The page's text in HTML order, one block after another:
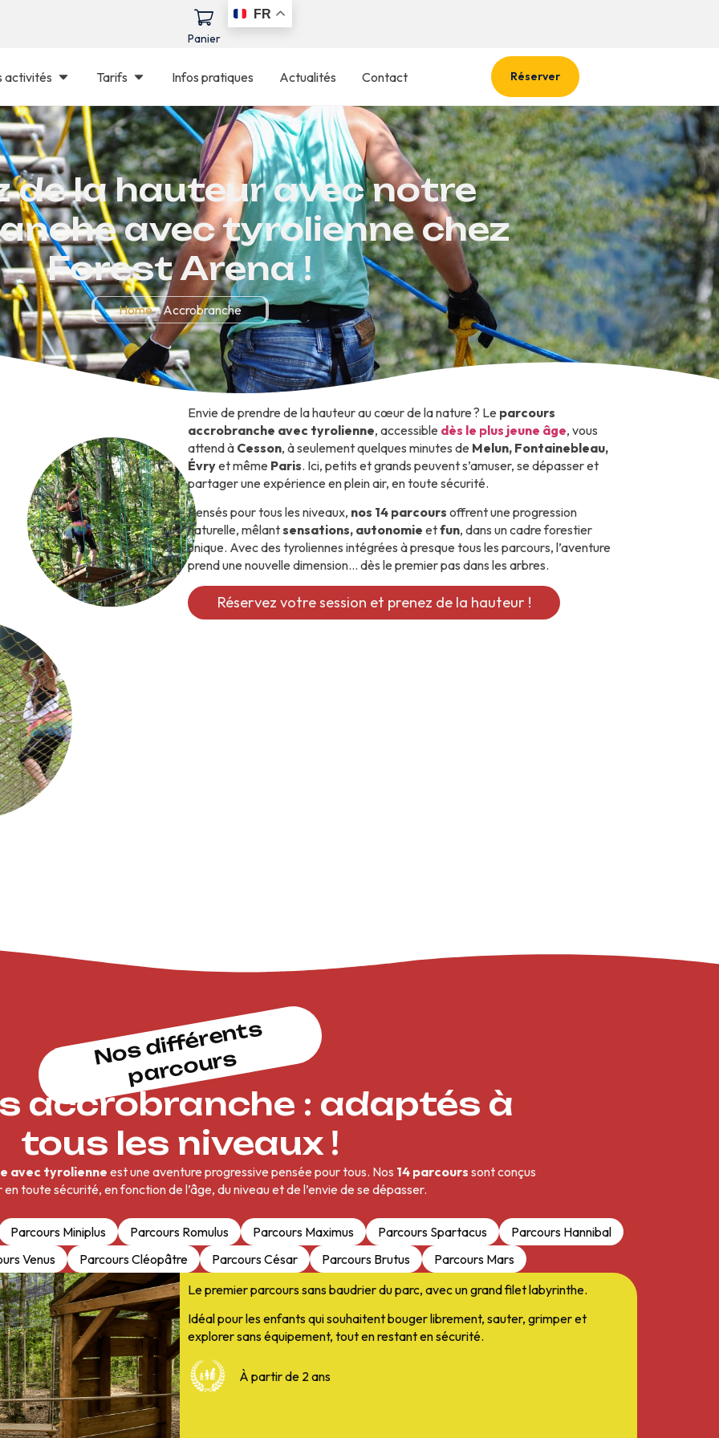
Panier
FR
activités Tarifs Infos pratiques Actualités Contact Réserver
de la hauteur avec notre
avec tyrolienne chez
Forest Arena !
Home»Accrobranche
Envie de prendre de la hauteur au cœur de la nature ? Le parcours
accrobranche avec tyrolienne, accessible dès le plus jeune âge, vous
attend à Cesson, à seulement quelques minutes de Melun, Fontainebleau,
Évryet même Paris. Ici, petits et grands peuvent s’amuser, se dépasser et
partager une expérience en plein air, en toute sécurité.
Pensés pour tous les niveaux, nos 14 parcours offrent une progression
naturelle, mêlantsensations, autonomie etfun, dans un cadre forestier
unique. Avec des tyroliennes intégrées à presque tous les parcours, l’aventure
prend une nouvelle dimension… dès le premier pas dans les arbres.
Réservez votre session et prenez de la hauteur !
Nos différents
parcours
accrobranche : adaptés à
tous les niveaux !
avec tyrolienne est une aventure progressive pensée pour tous. Nos 14 parcours sont conçus
toute sécurité, en fonction de l’âge, du niveau et de l’envie de se dépasser.
Parcours Miniplus Parcours Romulus Parcours Maximus Parcours Spartacus
Parcours Hannibal
Venus
Parcours Cléopâtre Parcours César Parcours Brutus
Parcours Mars
Le premier parcours sans baudrier du parc, avec un grand filet labyrinthe.
Idéal pour les enfants qui souhaitent bouger librement, sauter, grimper et
explorer sans équipement, tout en restant en sécurité.
À partir de 2 ans